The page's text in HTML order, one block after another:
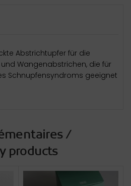
Abstrichtupfer für die
Wangenabstrichen, die für
Schnupfensyndroms geeignet
/
products